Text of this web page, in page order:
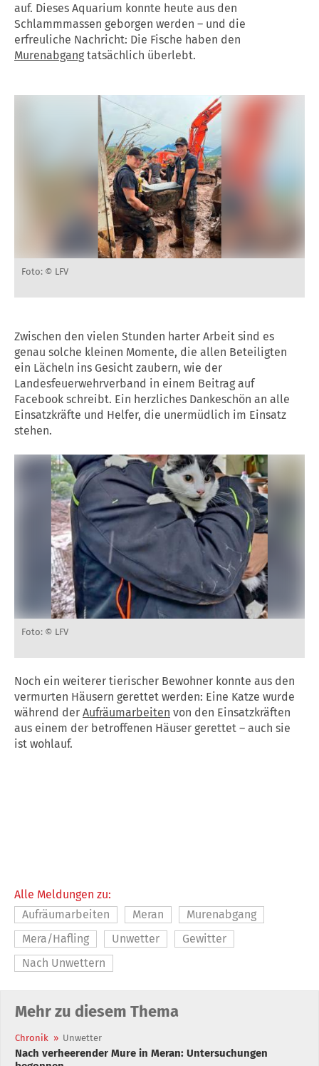
auf. Dieses Aquarium konnte heute aus den
Schlammmassen geborgen werden – und die
erfreuliche Nachricht: Die Fische haben den
Murenabgangtatsächlich überlebt.
Foto: © LFV
Zwischen den vielen Stunden harter Arbeit sind es
genau solche kleinen Momente, die allen Beteiligten
ein Lächeln ins Gesicht zaubern, wie der
Landesfeuerwehrverband in einem Beitrag auf
Facebook schreibt. Ein herzliches Dankeschön an alle
Einsatzkräfte und Helfer, die unermüdlich im Einsatz
stehen.
Foto: © LFV
Noch ein weiterer tierischer Bewohner konnte aus den
vermurten Häusern gerettet werden: Eine Katze wurde
während der Aufräumarbeiten von den Einsatzkräften
aus einem der betroffenen Häuser gerettet – auch sie
ist wohlauf.
Alle Meldungen zu:
Aufräumarbeiten
Meran
Murenabgang
Mera/Hafling
Unwetter
Gewitter
Nach Unwettern
Mehr zu diesem Thema
Chronik » Unwetter
Nach verheerender Mure in Meran: Untersuchungen